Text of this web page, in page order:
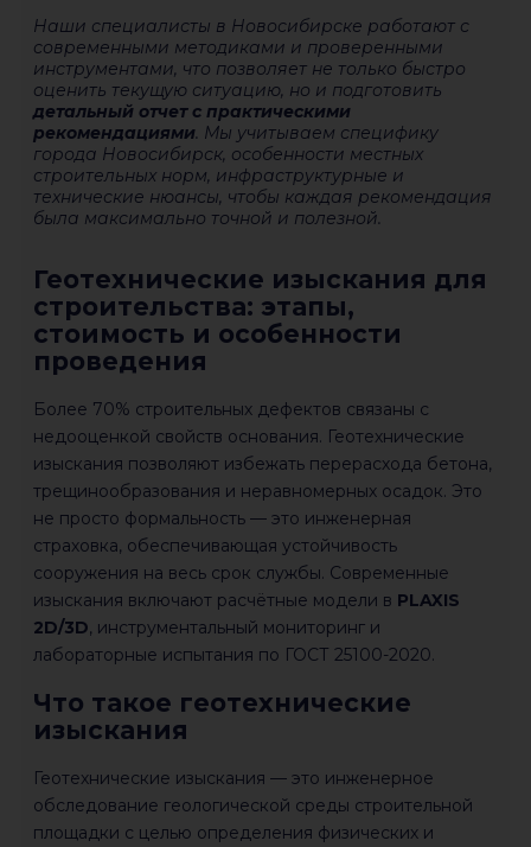
Наши специалисты в Новосибирске работают с
современными методиками и проверенными
инструментами, что позволяет не только быстро
оценить текущую ситуацию, но и подготовить
детальный отчет с практическими
рекомендациями. Мы учитываем специфику
города Новосибирск, особенности местных
строительных норм, инфраструктурные и
технические нюансы, чтобы каждая рекомендация
была максимально точной и полезной.
Геотехнические изыскания для
строительства: этапы,
стоимость и особенности
проведения
Более 70% строительных дефектов связаны с
недооценкой свойств основания. Геотехнические
изыскания позволяют избежать перерасхода бетона,
трещинообразования и неравномерных осадок. Это
не просто формальность — это инженерная
страховка, обеспечивающая устойчивость
сооружения на весь срок службы. Современные
изыскания включают расчётные модели в PLAXIS
2D/3D, инструментальный мониторинг и
лабораторные испытания по ГОСТ 25100-2020.
Что такое геотехнические
изыскания
Геотехнические изыскания — это инженерное
обследование геологической среды строительной
площадки с целью определения физических и